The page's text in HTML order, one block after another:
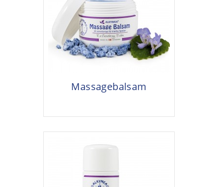
Massagebalsam